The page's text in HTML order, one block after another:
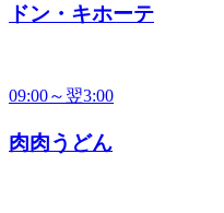
ドン・キホーテ
09:00～翌3:00
肉肉うどん